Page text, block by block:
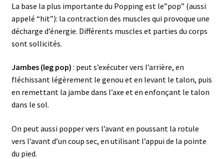
La base la plus importante du Popping est le”pop” (aussi
appelé “hit”): la contraction des muscles qui provoque une
décharge d’énergie. Différents muscles et parties du corps
sont sollicités.
Jambes (leg pop) : peut s’exécuter vers l’arrière, en
fléchissant légèrement le genou et en levant le talon, puis
en remettant la jambe dans l’axe et en enfonçant le talon
dans le sol.
On peut aussi popper vers l’avant en poussant la rotule
vers l’avant d’un coup sec, en utilisant l’appui de la pointe
du pied.